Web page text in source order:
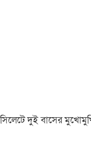
সিলেটে দুই বাসের